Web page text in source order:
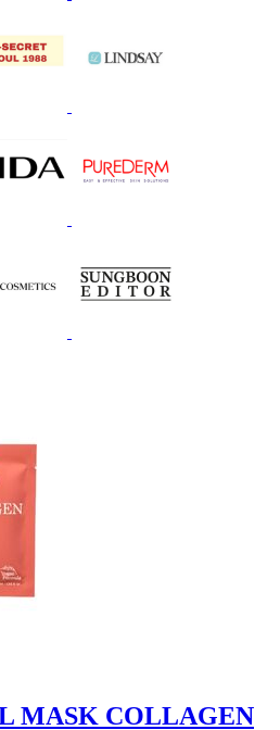
MASK COLLAGEN